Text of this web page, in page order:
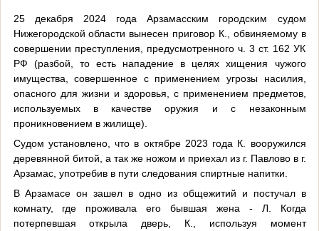
25 декабря 2024 года Арзамасским городским судом
Нижегородской области вынесен приговор К., обвиняемому в
совершении преступления, предусмотренного ч. 3 ст. 162 УК
РФ (разбой, то есть нападение в целях хищения чужого
имущества, совершенное с применением угрозы насилия,
опасного для жизни и здоровья, с применением предметов,
используемых в качестве оружия и с незаконным
проникновением в жилище).
Судом установлено, что в октябре 2023 года К. вооружился
деревянной битой, а так же ножом и приехал из г. Павлово в г.
Арзамас, употребив в пути следования спиртные напитки.
В Арзамасе онзашел водно из общежитий и постучал в
комнату, где проживала его бывшая жена - Л. Когда
потерпевшая открыла дверь, К., используя момент